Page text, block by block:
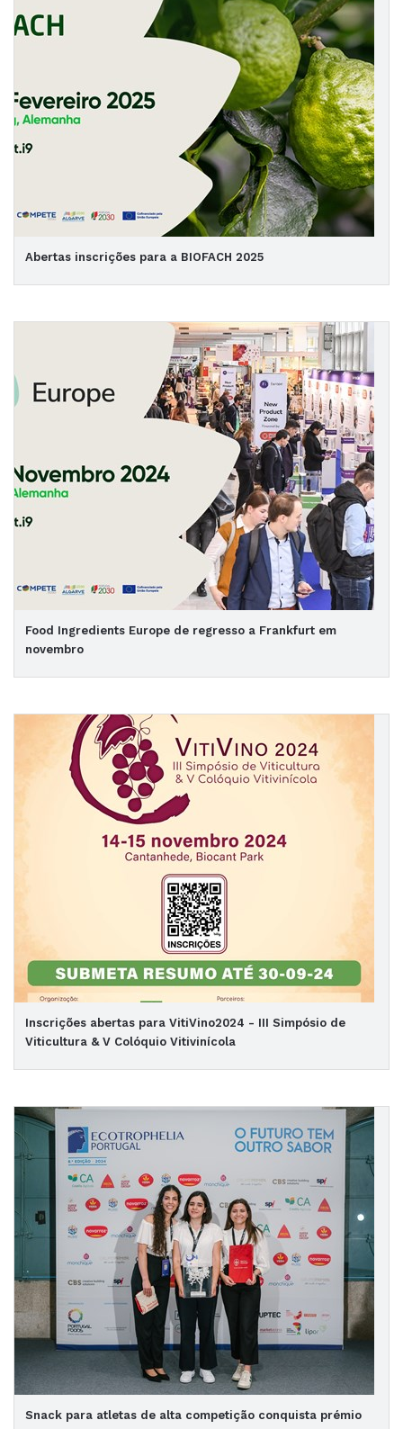
Abertas inscrições para a BIOFACH 2025
Food Ingredients Europe de regresso a Frankfurt em
novembro
Inscrições abertas para VitiVino2024 - III Simpósio de
Viticultura & V Colóquio Vitivinícola
Snack para atletas de alta competição conquista prémio